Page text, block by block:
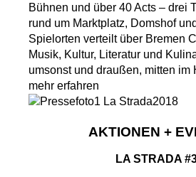
Bühnen und über 40 Acts – drei
rund um Marktplatz, Domshof
Spielorten verteilt über Bremen
Musik, Kultur, Literatur und
umsonst und draußen, mitten im
mehr erfahren
AKTIONEN +
LA STRADA